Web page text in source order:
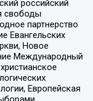
российский
свободы
партнерство
Евангельских
Новое
Международный
Европейская